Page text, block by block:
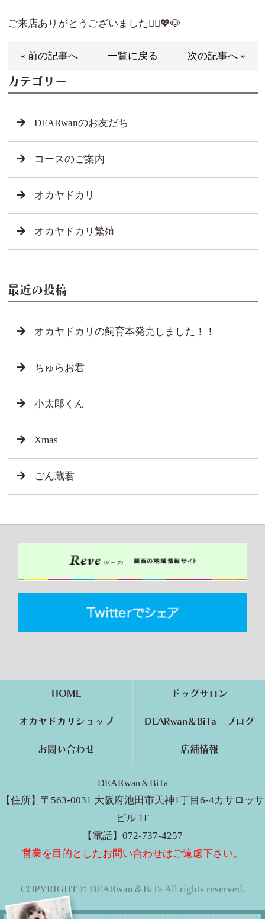
ご来店ありがとうございました🙇‍♀️💖🐶
« 前の記事へ 一覧に戻る 次の記事へ »
カテゴリー
DEARwanのお友だち
コースのご案内
オカヤドカリ
オカヤドカリ繁殖
最近の投稿
オカヤドカリの飼育本発売しました！！
ちゅらお君
小太郎くん
Xmas
ごん蔵君
HOME ドッグサロン
オカヤドカリショップ DEARwan＆BiTa ブログ
お問い合わせ 店舗情報
DEARwan＆BiTa
【住所】〒563-0031 大阪府池田市天神1丁目6-4カサロッサ
ビル 1F
【電話】072-737-4257
営業を目的としたお問い合わせはご遠慮下さい。
COPYRIGHT © DEARwan＆BiTa All rights reserved.